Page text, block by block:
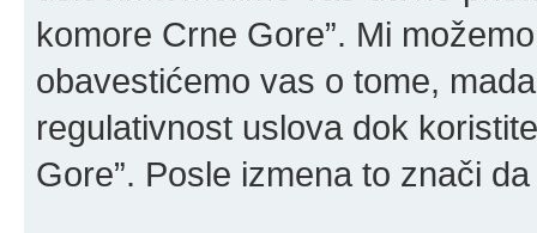
komore Crne Gore”. Mi
obavestićemo vas o tome,
regulativnost uslova dok
Gore”. Posle izmena to znači